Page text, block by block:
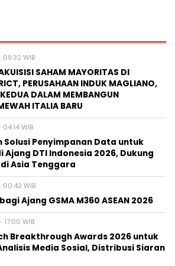
WIB
SAHAM MAYORITAS DI
PERUSAHAAN INDUK MAGLIANO,
DALAM MEMBANGUN
ITALIA BARU
WIB
Solusi Penyimpanan Data untuk
Ajang DTI Indonesia 2026, Dukung
Asia Tenggara
WIB
Ajang GSMA M360 ASEAN 2026
WIB
Breakthrough Awards 2026 untuk
Media Sosial, Distribusi Siaran